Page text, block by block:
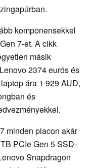
komponensekkel
7-et. A cikk
másik
2374 eurós és
ára 1 929 AUD,
és
minden piacon akár
PCIe Gen 5 SSD-
Snapdragon